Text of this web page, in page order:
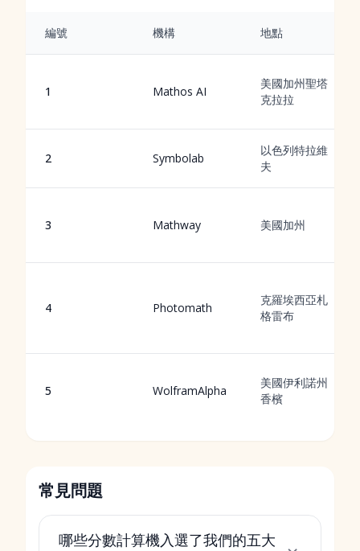
編號 機構 地點
1 Mathos AI
美國加州聖塔
克拉拉
2 Symbolab
以色列特拉維
夫
3 Mathway 美國加州
4 Photomath
克羅埃西亞札
格雷布
5 WolframAlpha
美國伊利諾州
香檳
常見問題
哪些分數計算機入選了我們的五大